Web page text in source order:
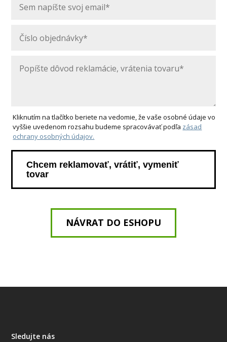
Kliknutím na tlačítko beriete na vedomie, že vaše osobné údaje vo
vyššie uvedenom rozsahu budeme spracovávať podľa zásad
ochrany osobných údajov.
Chcem reklamovať, vrátiť, vymeniť
tovar
NÁVRAT DO ESHOPU
Sledujte nás